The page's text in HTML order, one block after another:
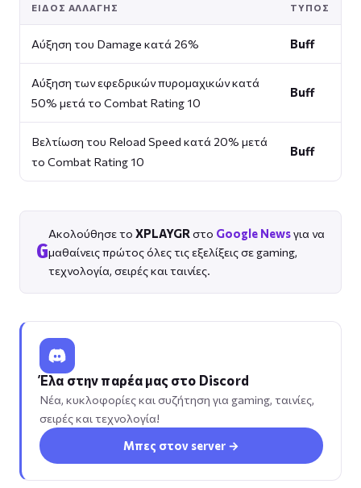
ΕΊΔΟΣ ΑΛΛΑΓΉΣ ΤΎΠΟΣ
Αύξηση του Damage κατά 26% Buff
Αύξηση των εφεδρικών πυρομαχικών κατά
50% μετά το Combat Rating 10
Buff
Βελτίωση του Reload Speed κατά 20% μετά
το Combat Rating 10
Buff
G
Ακολούθησε το XPLAYGR στο Google Newsγια να
μαθαίνεις πρώτος όλες τις εξελίξεις σε gaming,
τεχνολογία, σειρές και ταινίες.
Έλα στην παρέα μας στο Discord
Νέα, κυκλοφορίες και συζήτηση για gaming, ταινίες,
σειρές και τεχνολογία!
Μπες στον server →